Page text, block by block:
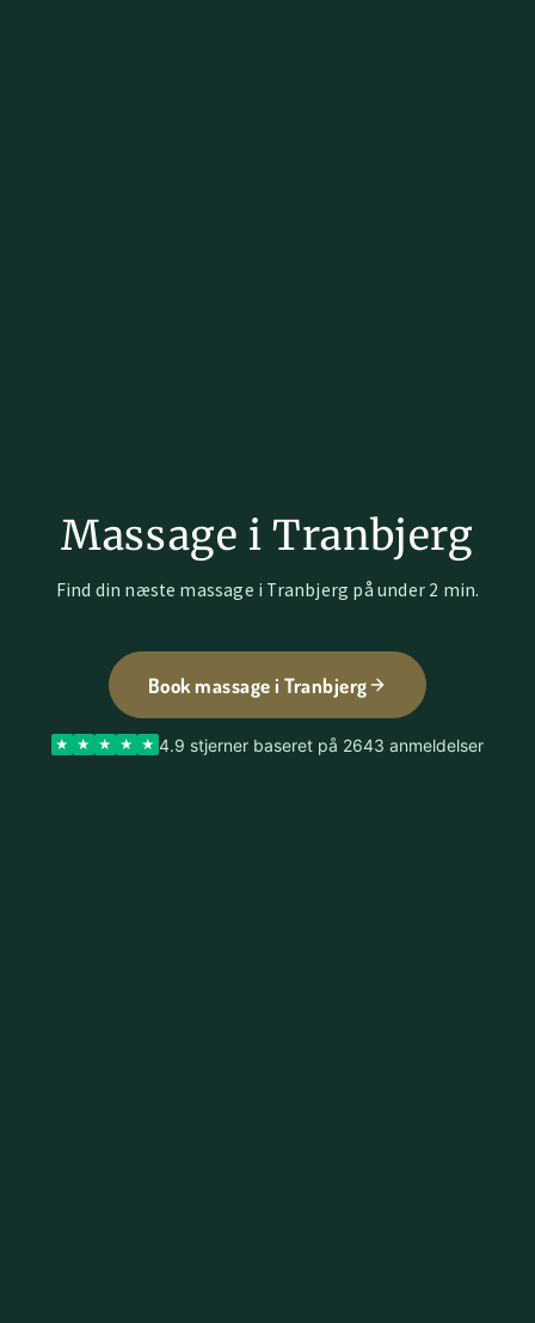
Massage i Tranbjerg
Find din næste massage i Tranbjerg på under 2 min.
Book massage i Tranbjerg
4.9 stjerner baseret på 2643 anmeldelser